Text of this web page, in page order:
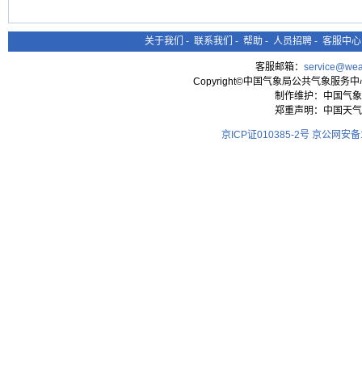
关于我们 - 联系我们 - 帮助 - 人员招聘 - 客服中心
客服邮箱：
Copyright©中国气象局公共气象服务
制作维护：中国气
郑重声明：中国天
京ICP证010385-2号 京公网安